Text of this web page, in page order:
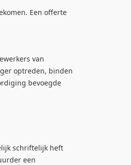
Een offerte
van
optreden, binden
bevoegde
schriftelijk heft
een